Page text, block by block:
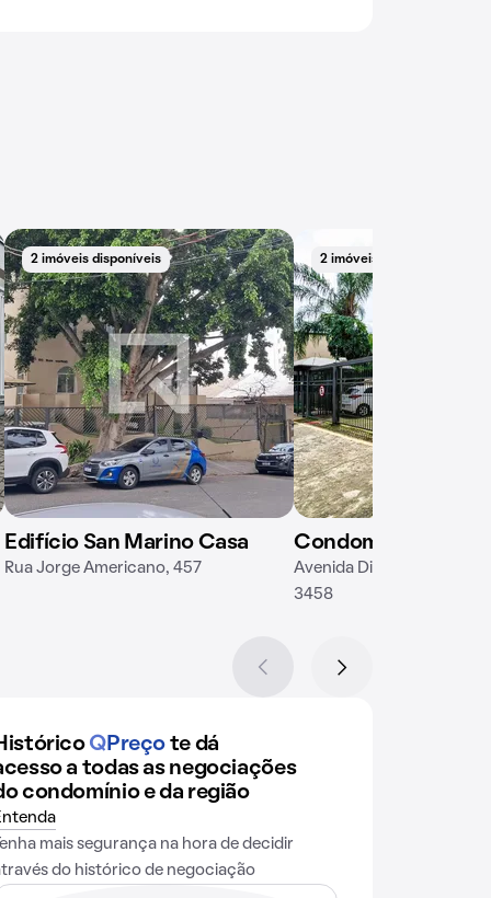
2 imóveis disponíveis
Edifício San Marino Casa
Rua Jorge Americano, 457
2 imóveis disponíveis
Condomínio
Avenida Diógenes Ribeiro
3458
QPreço te dá
a todas as negociações
condomínio e da região
mais segurança na hora de decidir
do histórico de negociação